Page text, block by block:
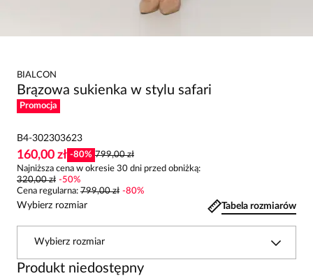
BIALCON
Brązowa sukienka w stylu safari
Promocja
B4-302303623
160,00 zł -80% 799,00 zł
Najniższa cena w okresie 30 dni przed obniżką:
320,00 zł -50%
Cena regularna: 799,00 zł -80%
Wybierz rozmiar Tabela rozmiarów
Wybierz rozmiar
Produkt niedostępny